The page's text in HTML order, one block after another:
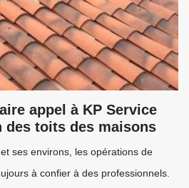
appel à KP Service
des toits des maisons
ses environs, les opérations de
à confier à des professionnels.